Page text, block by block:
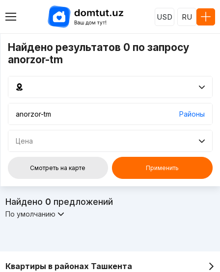
USD RU
Найдено результатов 0 по запросу
anorzor-tm
Районы
Цена
Смотреть на карте Применить
Найдено 0 предложений
По умолчанию
Квартиры в районах Ташкента